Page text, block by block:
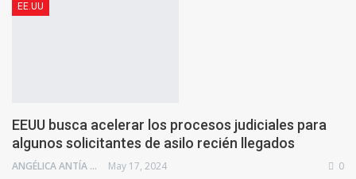
EE.UU
EEUU busca acelerar los procesos judiciales para
algunos solicitantes de asilo recién llegados
ANGÉLICA ANTÍA AZUAJE May 17, 2024 0